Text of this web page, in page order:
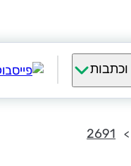
וכתבות
2691